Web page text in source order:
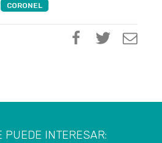
CORONEL
PUEDE INTERESAR: